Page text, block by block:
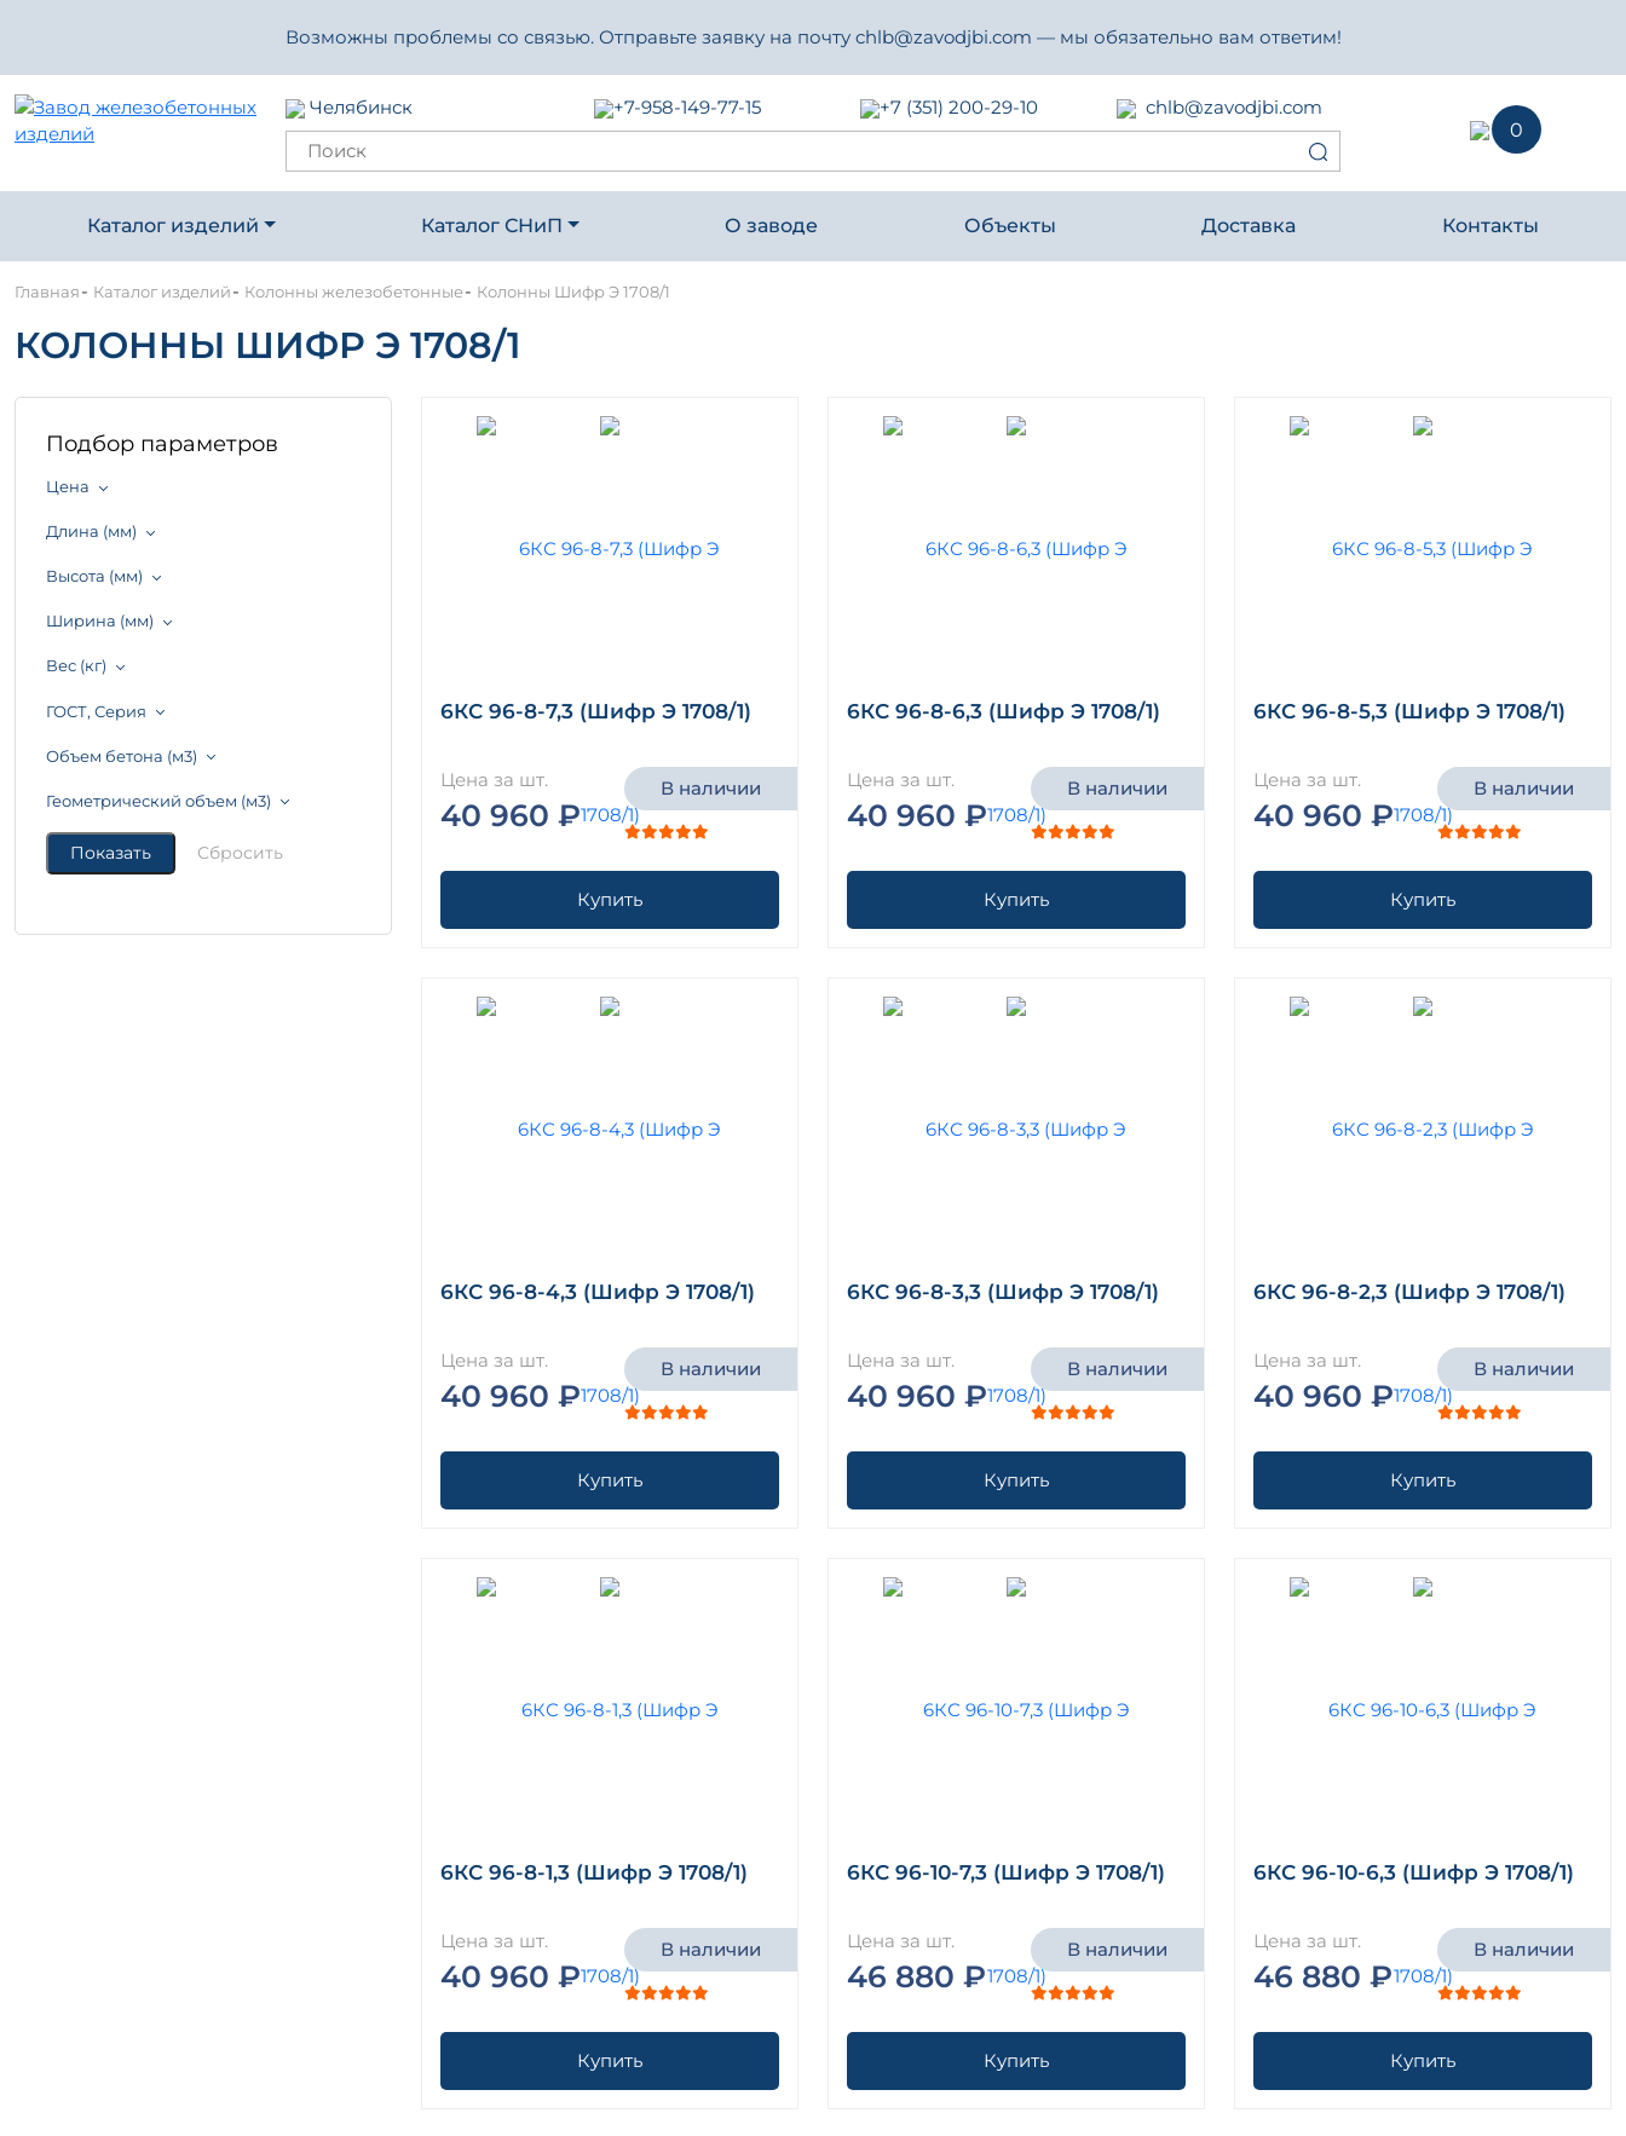
Возможны проблемы со связью. Отправьте заявку на почту chlb@zavodjbi.com — мы обязательно вам ответим!
Челябинск +7-958-149-77-15 +7 (351) 200-29-10
chlb@zavodjbi.com
0
Каталог изделий Каталог СНиП О заводе Объекты Доставка Контакты
Главная- Каталог изделий- Колонны железобетонные- Колонны Шифр Э 1708/1
КОЛОННЫ ШИФР Э 1708/1
Подбор параметров
Цена
Длина (мм)
Высота (мм)
Ширина (мм)
Вес (кг)
ГОСТ, Серия
Объем бетона (м3)
Геометрический объем (м3)
6КС 96-8-7,3 (Шифр Э 1708/1)
Цена за шт.
40 960 ₽
В наличии
Купить
6КС 96-8-6,3 (Шифр Э 1708/1)
Цена за шт.
40 960 ₽
В наличии
Купить
6КС 96-8-5,3 (Шифр Э 1708/1)
Цена за шт.
40 960 ₽
В наличии
Купить
6КС 96-8-4,3 (Шифр Э 1708/1)
Цена за шт.
40 960 ₽
В наличии
Купить
6КС 96-8-3,3 (Шифр Э 1708/1)
Цена за шт.
40 960 ₽
В наличии
Купить
6КС 96-8-2,3 (Шифр Э 1708/1)
Цена за шт.
40 960 ₽
В наличии
Купить
6КС 96-8-1,3 (Шифр Э 1708/1)
Цена за шт.
40 960 ₽
В наличии
Купить
6КС 96-10-7,3 (Шифр Э 1708/1)
Цена за шт.
46 880 ₽
В наличии
Купить
6КС 96-10-6,3 (Шифр Э 1708/1)
Цена за шт.
46 880 ₽
В наличии
Купить